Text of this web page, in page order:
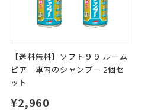
【送料無料】ソフト９９ ルーム
ピア 車内のシャンプー 2個セ
ット
¥2,960